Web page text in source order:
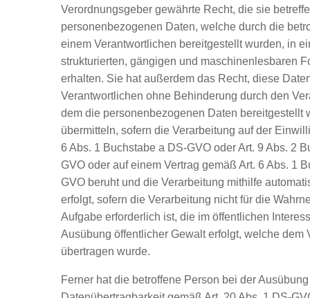
Verordnungsgeber gewährte Recht, die sie
personenbezogenen Daten, welche durch die
einem Verantwortlichen bereitgestellt wurden, in
strukturierten, gängigen und maschinenlesbaren
erhalten. Sie hat außerdem das Recht, diese
Verantwortlichen ohne Behinderung durch den
dem die personenbezogenen Daten bereitgestellt
übermitteln, sofern die Verarbeitung auf der
6 Abs. 1 Buchstabe a DS-GVO oder Art. 9 Abs. 2
GVO oder auf einem Vertrag gemäß Art. 6 Abs. 1
GVO beruht und die Verarbeitung mithilfe
erfolgt, sofern die Verarbeitung nicht für die
Aufgabe erforderlich ist, die im öffentlichen
Ausübung öffentlicher Gewalt erfolgt, welche dem
übertragen wurde.
Ferner hat die betroffene Person bei der